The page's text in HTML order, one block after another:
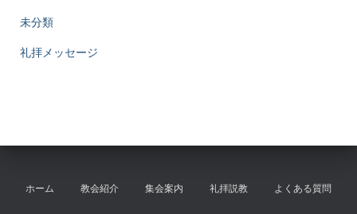
未分類
礼拝メッセージ
ホーム 教会紹介 集会案内 礼拝説教 よくある質問